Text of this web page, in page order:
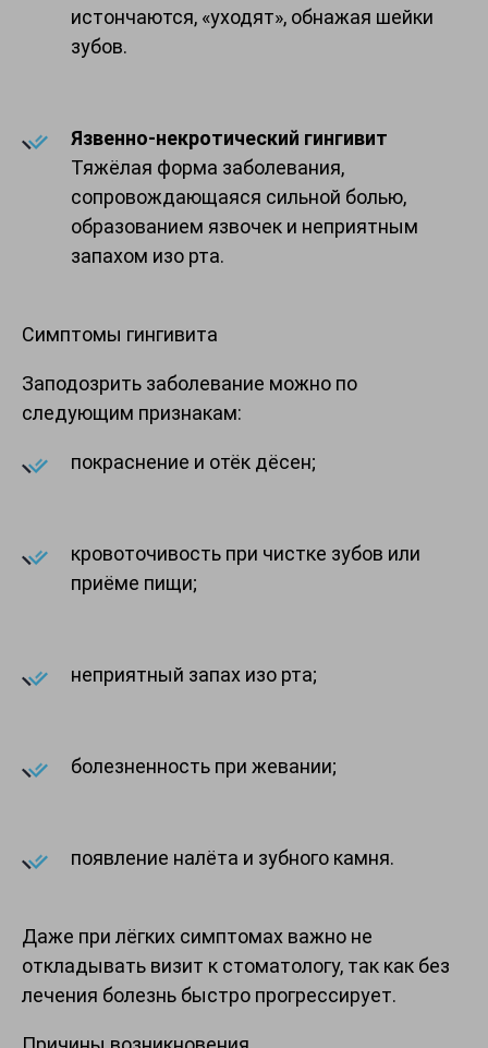
истончаются, «уходят», обнажая шейки
зубов.
Язвенно-некротический гингивит
Тяжёлая форма заболевания,
сопровождающаяся сильной болью,
образованием язвочек и неприятным
запахом изо рта.
Симптомы гингивита
Заподозрить заболевание можно по
следующим признакам:
покраснение и отёк дёсен;
кровоточивость при чистке зубов или
приёме пищи;
неприятный запах изо рта;
болезненность при жевании;
появление налёта и зубного камня.
Даже при лёгких симптомах важно не
откладывать визит к стоматологу, так как без
лечения болезнь быстро прогрессирует.